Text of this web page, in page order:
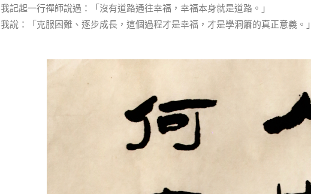
我記起一行禪師說過：「沒有道路通往幸福，幸福本身就是道路。」
我說：「克服困難、逐步成長，這個過程才是幸福，才是學洞簫的真正意義。」